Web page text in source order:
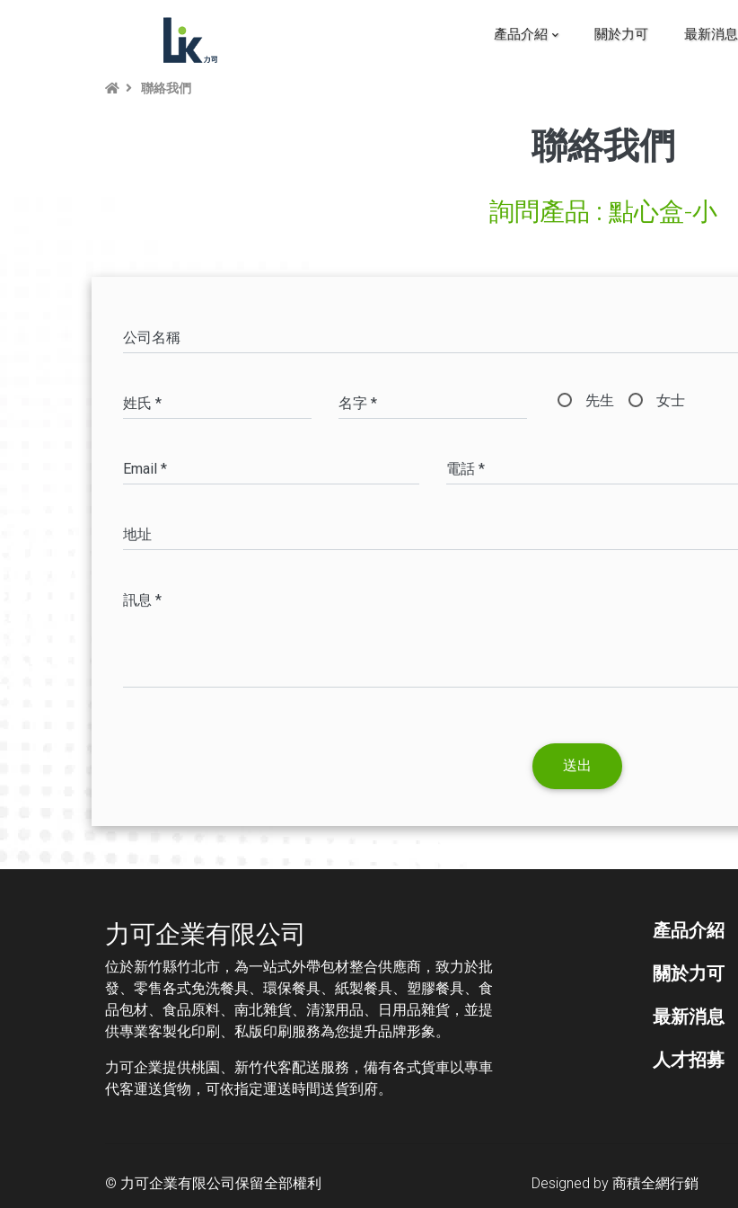
產品介紹 關於力可 最新消息
聯絡我們
聯絡我們
詢問產品 : 點心盒-小
公司名稱
姓氏 * 名字 * 先生 女士
Email * 電話 *
地址
訊息 *
送出
力可企業有限公司
位於新竹縣竹北市，為一站式外帶包材整合供應商，致力於批
發、零售各式免洗餐具、環保餐具、紙製餐具、塑膠餐具、食
品包材、食品原料、南北雜貨、清潔用品、日用品雜貨，並提
供專業客製化印刷、私版印刷服務為您提升品牌形象。
力可企業提供桃園、新竹代客配送服務，備有各式貨車以專車
代客運送貨物，可依指定運送時間送貨到府。
產品介紹
關於力可
最新消息
人才招募
© 力可企業有限公司保留全部權利 Designed by 商積全網行銷